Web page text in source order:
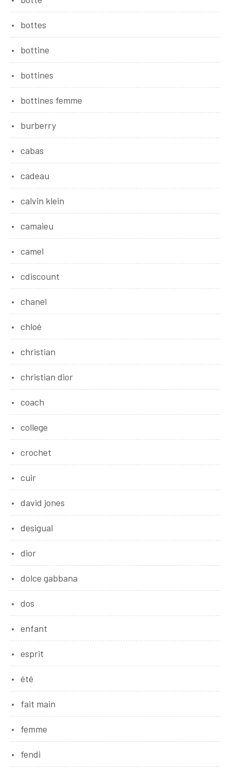
bottes
bottine
bottines
bottines femme
burberry
cabas
cadeau
calvin klein
camaieu
camel
cdiscount
chanel
chloé
christian
christian dior
coach
college
crochet
cuir
david jones
desigual
dior
dolce gabbana
dos
enfant
esprit
été
fait main
femme
fendi